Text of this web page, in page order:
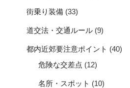
街乗り装備 (33)
道交法・交通ルール (9)
都内近郊要注意ポイント (40)
危険な交差点 (12)
名所・スポット (10)